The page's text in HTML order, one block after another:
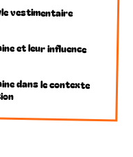
vestimentaire
et leur influence
dans le contexte